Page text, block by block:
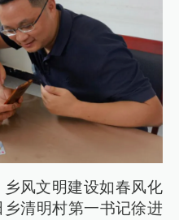
风文明建设如春风化
清明村第一书记徐进